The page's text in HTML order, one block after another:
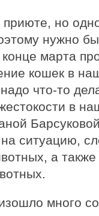
но
нужно
марта
кошек в
что-то
в
ситуацию,
а
много